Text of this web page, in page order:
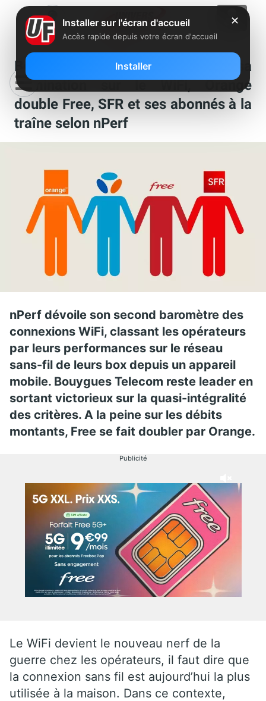
Bouygues Telecom assoit sa
domination sur le WiFi, Orange
double Free, SFR et ses abonnés à la
traîne selon nPerf
nPerf dévoile son second baromètre des
connexions WiFi, classant les opérateurs
par leurs performances sur le réseau
sans-fil de leurs box depuis un appareil
mobile. Bouygues Telecom reste leader en
sortant victorieux sur la quasi-intégralité
des critères. A la peine sur les débits
montants, Free se fait doubler par Orange.
Publicité
Le WiFi devient le nouveau nerf de la
guerre chez les opérateurs, il faut dire que
la connexion sans fil est aujourd’hui la plus
utilisée à la maison. Dans ce contexte,
✕
Installer sur l'écran d'accueil
Accès rapide depuis votre écran d'accueil
Installer